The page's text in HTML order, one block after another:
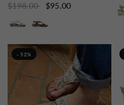
$198.00
$95.00
- 52%